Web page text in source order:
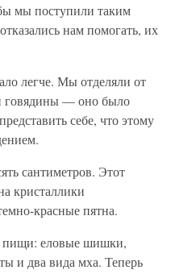
мы поступили таким
нам помогать, их
легче. Мы отделяли от
говядины — оно было
себе, что этому
сантиметров. Этот
кристаллики
красные пятна.
пищи: еловые шишки,
и два вида мха. Теперь